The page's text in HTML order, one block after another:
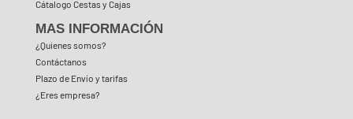
Cátalogo Cestas y Cajas
MAS INFORMACIÓN
¿Quienes somos?
Contáctanos
Plazo de Envío y tarifas
¿Eres empresa?